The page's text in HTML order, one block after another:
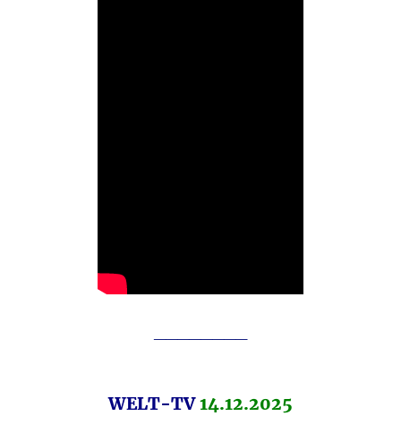
WELT-TV14.12.2025